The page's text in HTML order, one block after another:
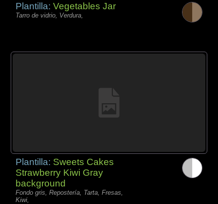
Plantilla:Vegetables Jar
Tarro de vidrio, Verdura,
Plantilla: Sweets Cakes
Strawberry Kiwi Gray
background
Fondo gris, Repostería, Tarta, Fresas,
Kiwi,